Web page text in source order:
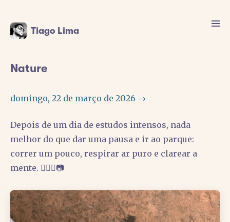
Tiago Lima
Nature
domingo, 22 de março de 2026 →
Depois de um dia de estudos intensos, nada
melhor do que dar uma pausa e ir ao parque:
correr um pouco, respirar ar puro e clarear a
mente. 🏃🏽‍♂️📷